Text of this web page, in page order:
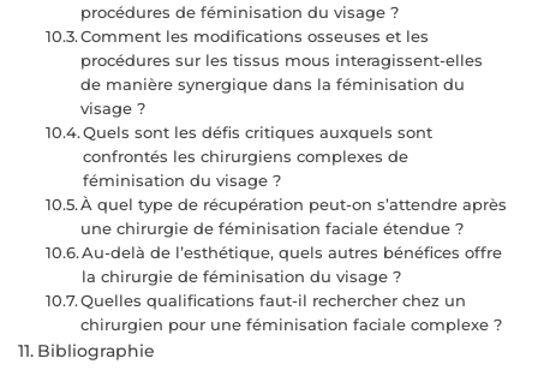
procédures de féminisation du visage ?
Comment les modifications osseuses et les
procédures sur les tissus mous interagissent-elles
de manière synergique dans la féminisation du
visage ?
Quels sont les défis critiques auxquels sont
confrontés les chirurgiens complexes de
féminisation du visage ?
À quel type de récupération peut-on s’attendre après
une chirurgie de féminisation faciale étendue ?
Au-delà de l’esthétique, quels autres bénéfices offre
la chirurgie de féminisation du visage ?
Quelles qualifications faut-il rechercher chez un
chirurgien pour une féminisation faciale complexe ?
Bibliographie